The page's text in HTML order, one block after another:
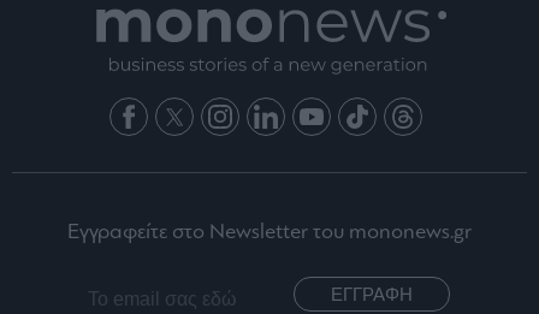
Εγγραφείτε στο Newsletter του mononews.gr
ΕΓΓΡΑΦΗ